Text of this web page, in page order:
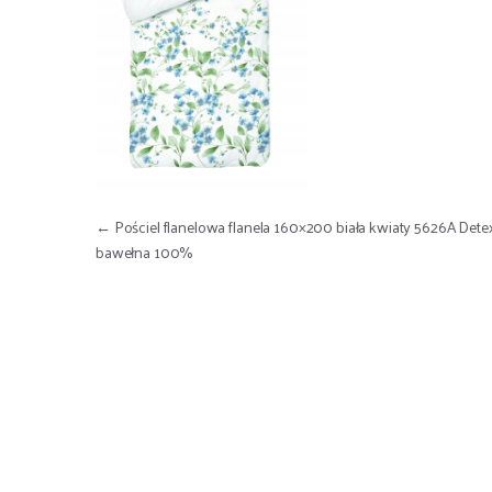
Nawigacja wpisu
← Pościel flanelowa flanela 160×200 biała kwiaty 5626A
bawełna 100%